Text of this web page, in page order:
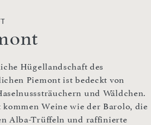
Hügellandschaft des
Piemont ist bedeckt von
und Wäldchen.
kommen Weine wie der Barolo, die
Alba-Trüffeln und raffinierte